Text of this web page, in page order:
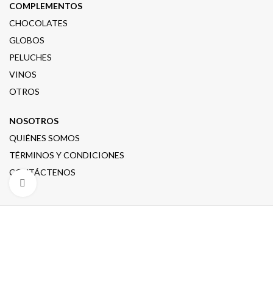
COMPLEMENTOS
CHOCOLATES
GLOBOS
PELUCHES
VINOS
OTROS
NOSOTROS
QUIÉNES SOMOS
TÉRMINOS Y CONDICIONES
CONTÁCTENOS